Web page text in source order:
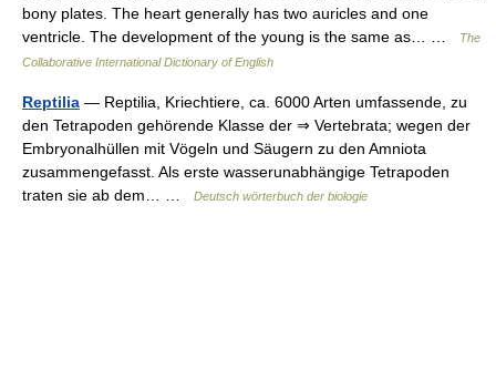
bony plates. The heart generally has two auricles and one
ventricle. The development of the young is the same as… …
The
Collaborative International Dictionary of English
Reptilia — Reptilia, Kriechtiere, ca. 6000 Arten umfassende, zu
den Tetrapoden gehörende Klasse der ⇒ Vertebrata; wegen der
Embryonalhüllen mit Vögeln und Säugern zu den Amniota
zusammengefasst. Als erste wasserunabhängige Tetrapoden
traten sie ab dem… …
Deutsch wörterbuch der biologie